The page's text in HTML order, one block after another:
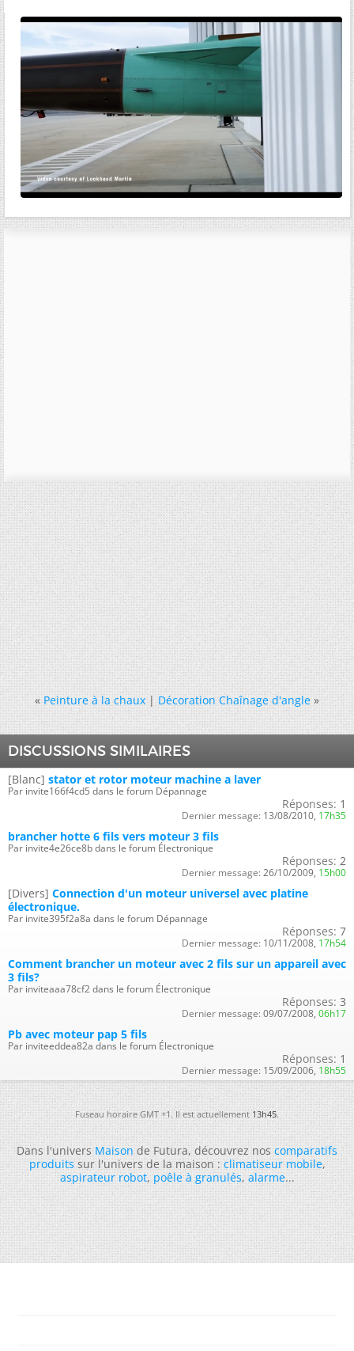
« Peinture à la chaux|Décoration Chaînage d'angle »
DISCUSSIONS SIMILAIRES
[Blanc] stator et rotor moteur machine a laver
Par invite166f4cd5 dans le forum Dépannage
Réponses: 1
Dernier message: 13/08/2010, 17h35
brancher hotte 6 fils vers moteur 3 fils
Par invite4e26ce8b dans le forum Électronique
Réponses: 2
Dernier message: 26/10/2009, 15h00
[Divers] Connection d'un moteur universel avec platine
électronique.
Par invite395f2a8a dans le forum Dépannage
Réponses: 7
Dernier message: 10/11/2008, 17h54
Comment brancher un moteur avec 2 fils sur un appareil avec
3 fils?
Par inviteaaa78cf2 dans le forum Électronique
Réponses: 3
Dernier message: 09/07/2008, 06h17
Pb avec moteur pap 5 fils
Par inviteeddea82a dans le forum Électronique
Réponses: 1
Dernier message: 15/09/2006, 18h55
Fuseau horaire GMT +1. Il est actuellement13h45.
Dans l'universMaisonde Futura, découvrez noscomparatifs
produitssur l'univers de la maison :climatiseur mobile,
aspirateur robot,poêle à granulés,alarme...